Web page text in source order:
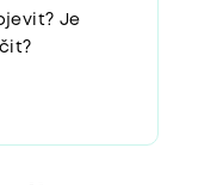
Je